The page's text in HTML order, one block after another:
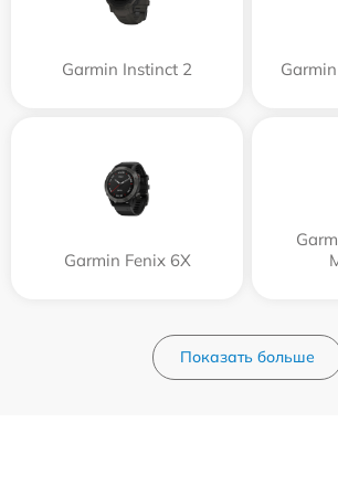
Garmin Instinct 2
Garmin Fenix 6X
Показать больше